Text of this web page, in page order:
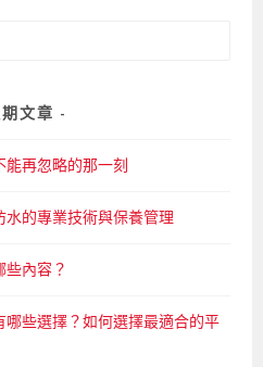
文章
能再忽略的那一刻
的專業技術與保養管理
內容？
些選擇？如何選擇最適合的平